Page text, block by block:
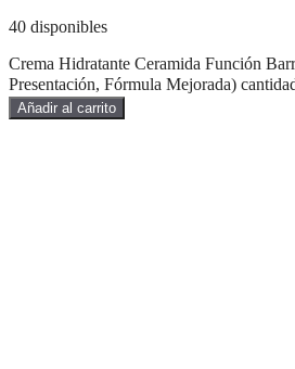
40 disponibles
Crema Hidratante Ceramida Función
Presentación, Fórmula Mejorada)
Añadir al carrito